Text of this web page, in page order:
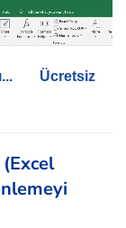
Ücretsiz